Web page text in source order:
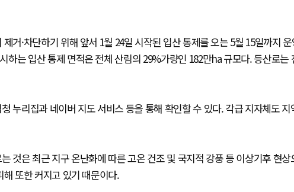
거·차단하기 위해 앞서 1월 24일 시작된 입산 통제를 오는 5월 15일까지
하는 입산 통제 면적은 전체 산림의 29%가량인 182만ha 규모다. 등산로는
누리집과 네이버 지도 서비스 등을 통해 확인할 수 있다. 각급 지자체도
것은 최근 지구 온난화에 따른 고온 건조 및 국지적 강풍 등 이상기후 현
또한 커지고 있기 때문이다.